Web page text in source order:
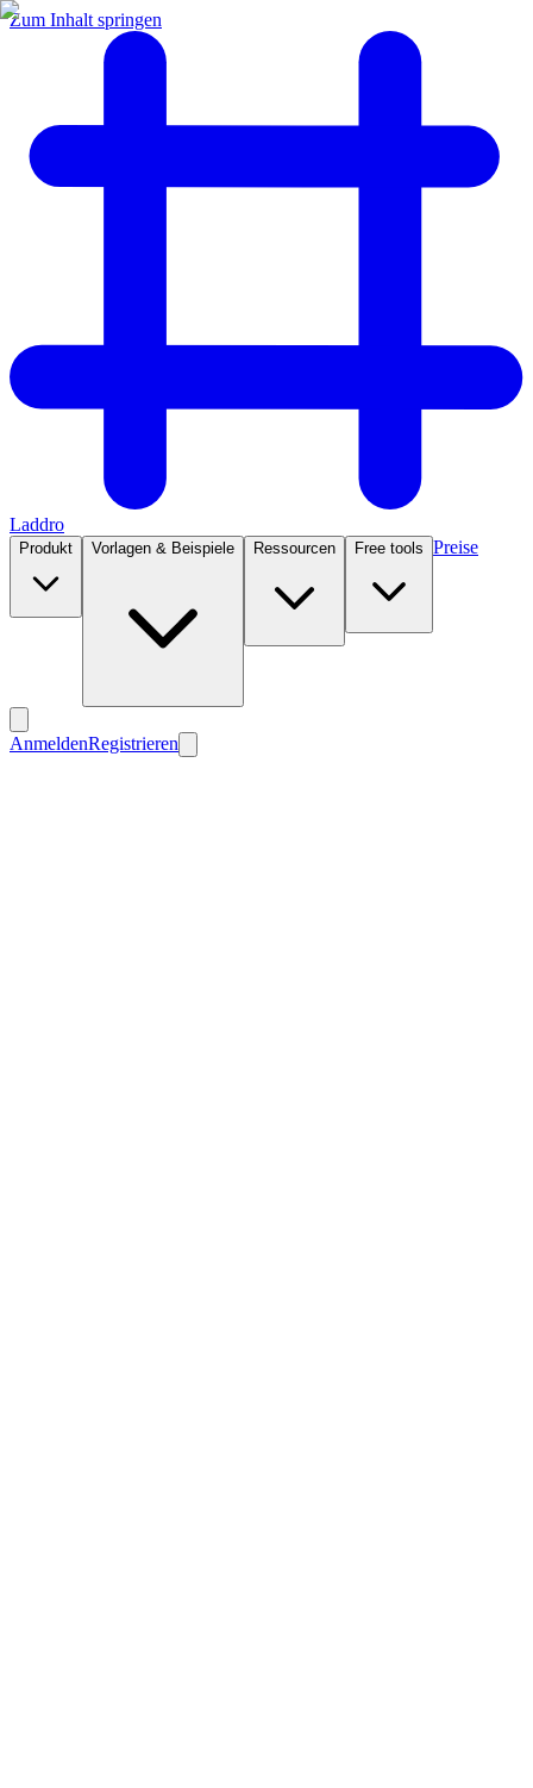
Zum Inhalt springen
Laddro
Produkt Vorlagen & Beispiele Ressourcen Free tools Preise
AnmeldenRegistrieren